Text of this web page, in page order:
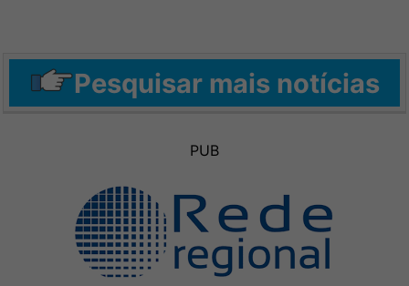
Pesquisar mais notícias
PUB